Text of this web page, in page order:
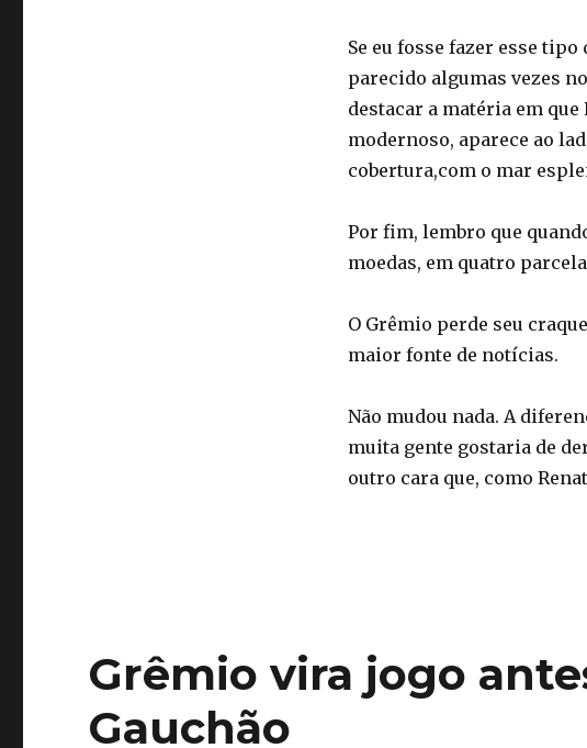
Se eu fosse fazer esse
parecido algumas vezes
destacar a matéria em
modernoso, aparece ao
cobertura,com o mar
Por fim, lembro que
moedas, em quatro
O Grêmio perde seu
maior fonte de notícias.
Não mudou nada. A
muita gente gostaria de
outro cara que, como
Grêmio vira jogo
Gauchão